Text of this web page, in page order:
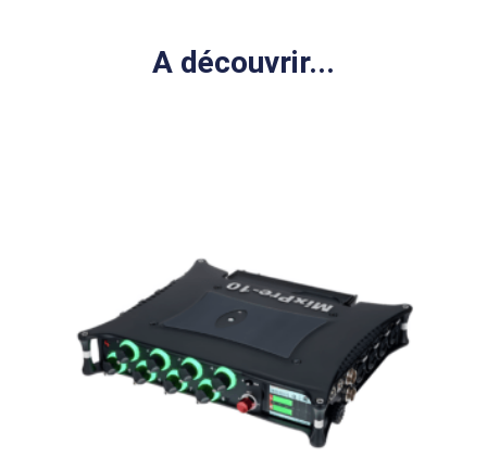
A découvrir...